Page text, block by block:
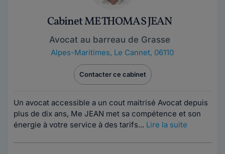
Cabinet ME THOMAS JEAN
Avocat au barreau de Grasse
Alpes-Maritimes, Le Cannet, 06110
Contacter ce cabinet
Un avocat accessible a un cout maitrisé Avocat depuis
plus de dix ans, Me JEAN met sa compétence et son
énergie à votre service à des tarifs... Lire la suite